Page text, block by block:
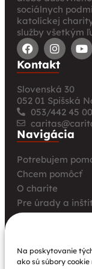
Na poskytovanie
ako sú súbory
sociálnych
katolíckej
služby všetkým
Kontakt
Slovenská 30
052 01 Spišská
053/442 45 00
Navigácia
Potrebujem
Chcem pomôcť
O charite
Pre úrady a
Farské charity
Aktuality